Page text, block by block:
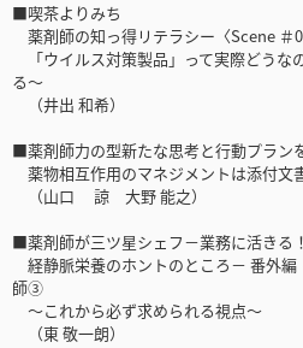
■喫茶よりみち
薬剤師の知っ得リテラシー〈Scene ＃
「ウイルス対策製品」って実際どうな
る～
（井出 和希）
■薬剤師力の型新たな思考と行動プラン
薬物相互作用のマネジメントは添付文
（山口 諒 大野 能之）
■薬剤師が三ツ星シェフ－業務に活きる
経静脈栄養のホントのところ－ 番外
師③
〜これから必ず求められる視点〜
（東 敬一朗）